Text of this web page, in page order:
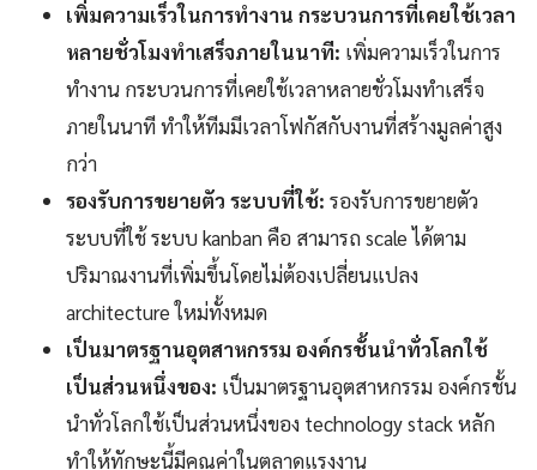
เพิ่มความเร็วในการทำงาน กระบวนการที่เคยใช้เวลา
หลายชั่วโมงทำเสร็จภายในนาที: เพิ่มความเร็วในการ
ทำงาน กระบวนการที่เคยใช้เวลาหลายชั่วโมงทำเสร็จ
ภายในนาที ทำให้ทีมมีเวลาโฟกัสกับงานที่สร้างมูลค่าสูง
กว่า
รองรับการขยายตัว ระบบที่ใช้: รองรับการขยายตัว
ระบบที่ใช้ ระบบ kanban คือ สามารถ scale ได้ตาม
ปริมาณงานที่เพิ่มขึ้นโดยไม่ต้องเปลี่ยนแปลง
architecture ใหม่ทั้งหมด
เป็นมาตรฐานอุตสาหกรรม องค์กรชั้นนำทั่วโลกใช้
เป็นส่วนหนึ่งของ: เป็นมาตรฐานอุตสาหกรรม องค์กรชั้น
นำทั่วโลกใช้เป็นส่วนหนึ่งของ technology stack หลัก
ทำให้ทักษะนี้มีคุณค่าในตลาดแรงงาน